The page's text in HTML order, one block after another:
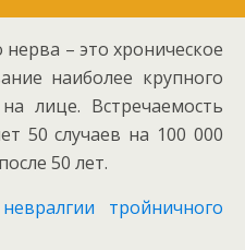
– это хроническое
наиболее крупного
лице. Встречаемость
50 случаев на 100 000
50 лет.